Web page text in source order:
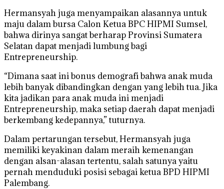
Hermansyah juga menyampaikan alasannya untuk
maju dalam bursa Calon Ketua BPC HIPMI Sumsel,
bahwa dirinya sangat berharap Provinsi Sumatera
Selatan dapat menjadi lumbung bagi
Entrepreneurship.
“Dimana saat ini bonus demografi bahwa anak muda
lebih banyak dibandingkan dengan yang lebih tua. Jika
kita jadikan para anak muda ini menjadi
Entrepreneurship, maka setiap daerah dapat menjadi
berkembang kedepannya,” tuturnya.
Dalam pertarungan tersebut, Hermansyah juga
memiliki keyakinan dalam meraih kemenangan
dengan alsan-alasan tertentu, salah satunya yaitu
pernah menduduki posisi sebagai ketua BPD HIPMI
Palembang.